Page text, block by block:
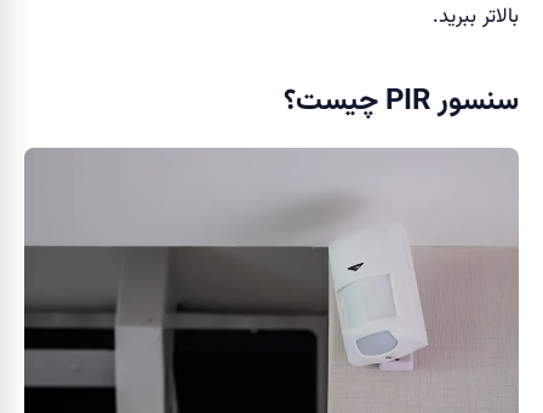
بالاتر ببرید.
سنسور PIR چیست؟